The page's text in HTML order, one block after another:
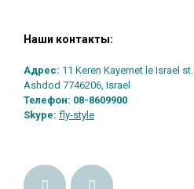
Наши контакты:
Адрес: 11 Keren Kayemet le Israel st.
Ashdod 7746206, Israel
Телефон: 08-8609900
Skype: fly-style